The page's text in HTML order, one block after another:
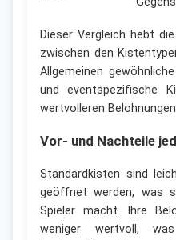
Dieser Vergleich hebt
zwischen den
Allgemeinen
und eventspezifische
wertvolleren
Vor- und Nachteile
Standardkisten sind
geöffnet werden, was
Spieler macht. Ihre
weniger wertvoll,